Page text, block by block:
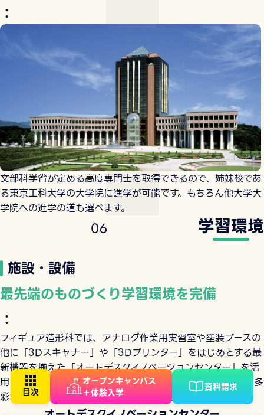
：
文部科学省が定める高度専門士を取得できるので、姉妹校であ
る東京工科大学の大学院に進学が可能です。もちろん他大学大
学院への進学の道も選べます。
06 学習環境
施設・設備
：
最先端のものづくり学習環境を完備
フィギュア造形科では、アナログ作業用実習室や塗装ブースの
他に「3Dスキャナー」や「3Dプリンター」をはじめとする最
新機器を揃えた「オートデスクイノベーションセンター」を活
用し、実践的なものづくり教育を実施。プロと同様の環境で多
彩な実習を行うことで、高度なスキルを習得します。
オープンキャンパス
＋体験入学
資料請求